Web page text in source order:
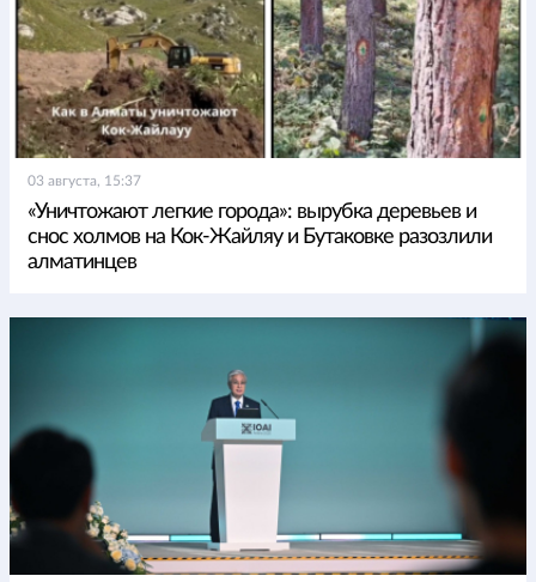
03 августа, 15:37
«Уничтожают легкие города»: вырубка деревьев и
снос холмов на Кок-Жайляу и Бутаковке разозлили
алматинцев